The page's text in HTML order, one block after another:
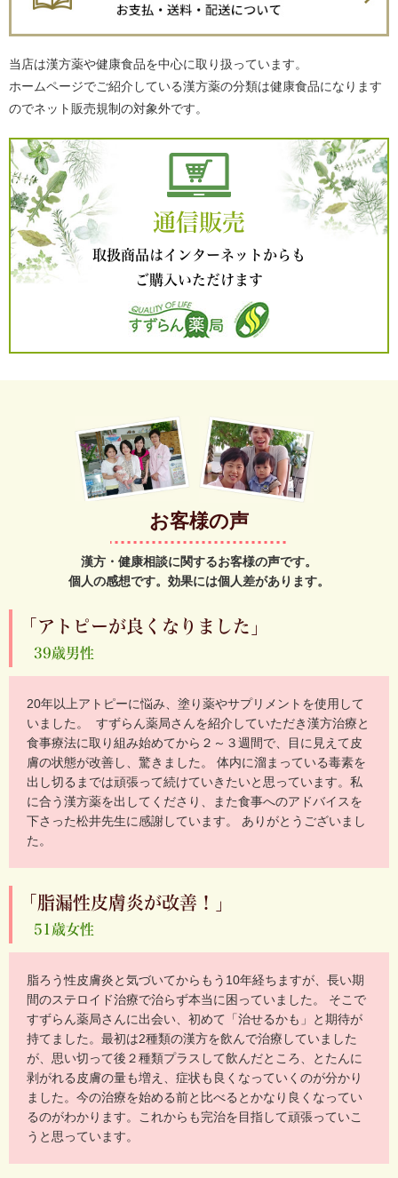
当店は漢方薬や健康食品を中心に取り扱っています。
ホームページでご紹介している漢方薬の分類は健康食品になります
のでネット販売規制の対象外です。
通信販売
取扱商品はインターネットからも
ご購入いただけます
お客様の声
漢方・健康相談に関するお客様の声です。
個人の感想です。効果には個人差があります。
「アトピーが良くなりました」
39歳男性
20年以上アトピーに悩み、塗り薬やサプリメントを使用して
いました。 すずらん薬局さんを紹介していただき漢方治療と
食事療法に取り組み始めてから２～３週間で、目に見えて皮
膚の状態が改善し、驚きました。 体内に溜まっている毒素を
出し切るまでは頑張って続けていきたいと思っています。私
に合う漢方薬を出してくださり、また食事へのアドバイスを
下さった松井先生に感謝しています。 ありがとうございまし
た。
「脂漏性皮膚炎が改善！」
51歳女性
脂ろう性皮膚炎と気づいてからもう10年経ちますが、長い期
間のステロイド治療で治らず本当に困っていました。 そこで
すずらん薬局さんに出会い、初めて「治せるかも」と期待が
持てました。最初は2種類の漢方を飲んで治療していました
が、思い切って後２種類プラスして飲んだところ、とたんに
剥がれる皮膚の量も増え、症状も良くなっていくのが分かり
ました。今の治療を始める前と比べるとかなり良くなってい
るのがわかります。これからも完治を目指して頑張っていこ
うと思っています。